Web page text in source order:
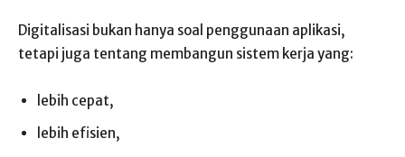
Digitalisasi bukan hanya soal penggunaan aplikasi,
tetapi juga tentang membangun sistem kerja yang:
lebih cepat,
lebih efisien,